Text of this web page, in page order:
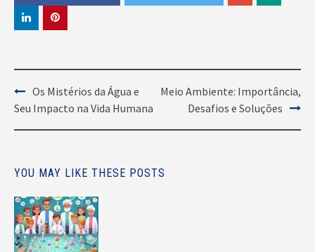
Post
Navigation
Os Mistérios da Água e
Seu Impacto na Vida Humana
Meio Ambiente: Importância,
Desafios e Soluções
YOU MAY LIKE THESE POSTS